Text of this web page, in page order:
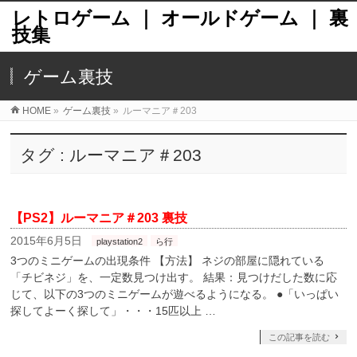
レトロゲーム ｜ オールドゲーム ｜ 裏
技集
ゲーム裏技
HOME » ゲーム裏技 » ルーマニア＃203
タグ : ルーマニア＃203
【PS2】ルーマニア＃203 裏技
2015年6月5日 playstation2 ら行
3つのミニゲームの出現条件 【方法】 ネジの部屋に隠れている
「チビネジ」を、一定数見つけ出す。 結果：見つけだした数に応
じて、以下の3つのミニゲームが遊べるようになる。 ●「いっぱい
探してよーく探して」・・・15匹以上 …
この記事を読む